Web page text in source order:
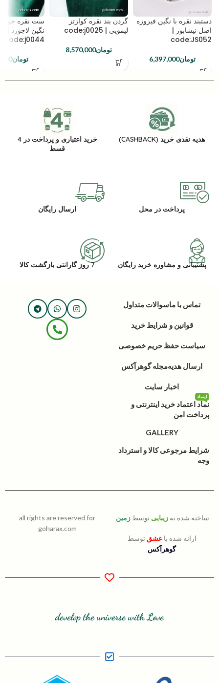
دستبند نقره با نگین فیروزه
اصل نیشابور |
code:JS052
تومان6,397,000
گردن بند نقره کوارتز
لیمویی | code:j0025
تومان8,570,000
ست نقره
نگین لاجورد |
code:j0044
تومان
هدیه نقدی خرید (CASHBACK)
خرید اعتباری و پرداخت در 4
قسط
پرداخت در محل ارسال رایگان
پشتیبانی و مشاوره خرید رایگان 7 روز گارانتی بازگشت کالا
تماس با ماسوالات متداول
قوانین و شرایط خرید
سیاست حفظ حریم خصوصی
ارسال هدیهمجله گوهرآکس
اخبار سایت
نماد اعتماد خرید اینترنتی و
پرداخت امن
اینماد
GALLERY
شرایط مرجوعی کالا و استرداد
وجه
ساخته شده به زیبایی توسط زمین
ارائه شده باعشق توسط
گوهرآکس
all rights are reserved for
goharax.com
develop the universe with Love